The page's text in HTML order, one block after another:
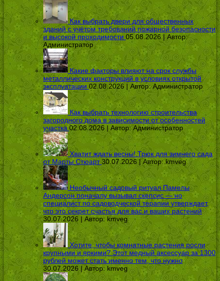
Как выбрать двери для общественных
зданий с учётом требований пожарной безопасности
и высокой проходимости 05.08.2026 | Автор:
Администратор
Какие факторы влияют на срок службы
металлических конструкций в условиях открытой
эксплуатации 02.08.2026 | Автор:Администратор
Как выбрать технологию строительства
загородного дома в зависимости от особенностей
участка 02.08.2026 | Автор:Администратор
Хватит ждать весны! Трюк для зимнего сада
от Марты Стюарт 30.07.2026 | Автор:kmveg
Необычный садовый ритуал Памелы
Андерсон поначалу вызывал скепсис — но
специалист по садоводческой терапии утверждает,
что это секрет счастья для вас и ваших растений
30.07.2026 | Автор: kmveg
Хотите, чтобы комнатные растения росли
крупными и яркими? Этот медный аксессуар за 1300
рублей может стать именно тем, что нужно
30.07.2026 | Автор: kmveg